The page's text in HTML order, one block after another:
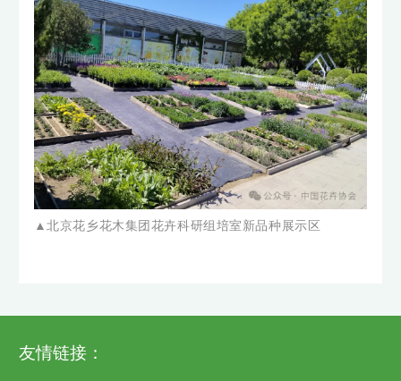
▲北京花乡花木集团花卉科研组培室新品种展示区
友情链接：